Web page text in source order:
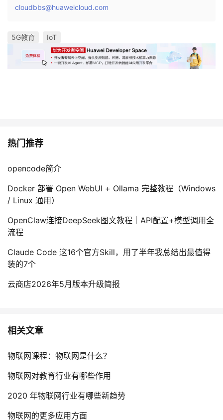
cloudbbs@huaweicloud.com
5G教育 IoT
热门推荐
opencode简介
Docker 部署 Open WebUI + Ollama 完整教程（Windows
/ Linux 通用）
OpenClaw连接DeepSeek图文教程｜API配置+模型调用全
流程
Claude Code 这16个官方Skill，用了半年我总结出最值得
装的7个
云商店2026年5月版本升级简报
相关文章
物联网课程：物联网是什么？
物联网对教育行业有哪些作用
2020 年物联网行业有哪些新趋势
物联网的更多应用方面